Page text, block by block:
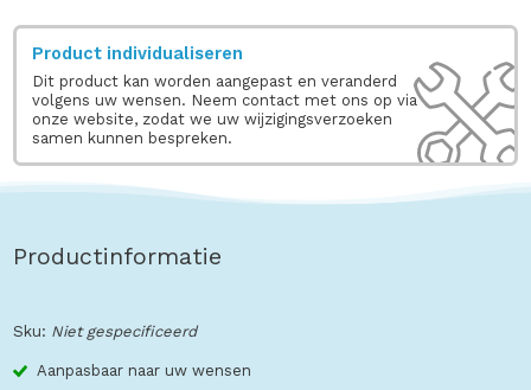
Product individualiseren
Dit product kan worden aangepast en veranderd
volgens uw wensen. Neem contact met ons op via
onze website, zodat we uw wijzigingsverzoeken
samen kunnen bespreken.
Productinformatie
Sku: Niet gespecificeerd
Aanpasbaar naar uw wensen